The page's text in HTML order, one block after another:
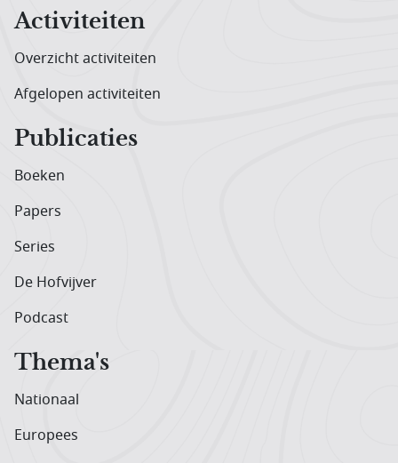
Activiteiten
Overzicht activiteiten
Afgelopen activiteiten
Publicaties
Boeken
Papers
Series
De Hofvijver
Podcast
Thema's
Nationaal
Europees